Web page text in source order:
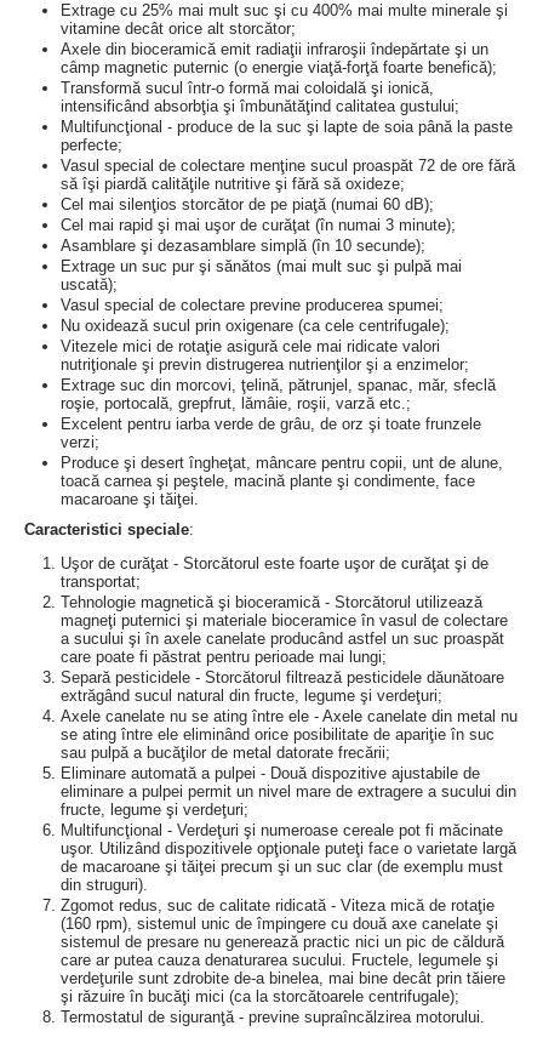
Extrage cu 25% mai mult suc şi cu 400% mai multe minerale şi
vitamine decât orice alt storcător;
Axele din bioceramică emit radiaţii infraroşii îndepărtate şi un
câmp magnetic puternic (o energie viaţă-forţă foarte benefică);
Transformă sucul într-o formă mai coloidală şi ionică,
intensificând absorbţia şi îmbunătăţind calitatea gustului;
Multifuncţional - produce de la suc şi lapte de soia până la paste
perfecte;
Vasul special de colectare menţine sucul proaspăt 72 de ore fără
să îşi piardă calităţile nutritive şi fără să oxideze;
Cel mai silenţios storcător de pe piaţă (numai 60 dB);
Cel mai rapid şi mai uşor de curăţat (în numai 3 minute);
Asamblare şi dezasamblare simplă (în 10 secunde);
Extrage un suc pur şi sănătos (mai mult suc şi pulpă mai
uscată);
Vasul special de colectare previne producerea spumei;
Nu oxidează sucul prin oxigenare (ca cele centrifugale);
Vitezele mici de rotaţie asigură cele mai ridicate valori
nutriţionale şi previn distrugerea nutrienţilor şi a enzimelor;
Extrage suc din morcovi, ţelină, pătrunjel, spanac, măr, sfeclă
roşie, portocală, grepfrut, lămâie, roşii, varză etc.;
Excelent pentru iarba verde de grâu, de orz şi toate frunzele
verzi;
Produce şi desert îngheţat, mâncare pentru copii, unt de alune,
toacă carnea şi peştele, macină plante şi condimente, face
macaroane şi tăiţei.
Caracteristici speciale:
Uşor de curăţat - Storcătorul este foarte uşor de curăţat şi de
transportat;
Tehnologie magnetică şi bioceramică - Storcătorul utilizează
magneţi puternici şi materiale bioceramice în vasul de colectare
a sucului şi în axele canelate producând astfel un suc proaspăt
care poate fi păstrat pentru perioade mai lungi;
Separă pesticidele - Storcătorul filtrează pesticidele dăunătoare
extrăgând sucul natural din fructe, legume şi verdeţuri;
Axele canelate nu se ating între ele - Axele canelate din metal nu
se ating între ele eliminând orice posibilitate de apariţie în suc
sau pulpă a bucăţilor de metal datorate frecării;
Eliminare automată a pulpei - Două dispozitive ajustabile de
eliminare a pulpei permit un nivel mare de extragere a sucului din
fructe, legume şi verdeţuri;
Multifuncţional - Verdeţuri şi numeroase cereale pot fi măcinate
uşor. Utilizând dispozitivele opţionale puteţi face o varietate largă
de macaroane şi tăiţei precum şi un suc clar (de exemplu must
din struguri).
Zgomot redus, suc de calitate ridicată - Viteza mică de rotaţie
(160 rpm), sistemul unic de împingere cu două axe canelate şi
sistemul de presare nu generează practic nici un pic de căldură
care ar putea cauza denaturarea sucului. Fructele, legumele şi
verdeţurile sunt zdrobite de-a binelea, mai bine decât prin tăiere
şi răzuire în bucăţi mici (ca la storcătoarele centrifugale);
Termostatul de siguranţă - previne supraîncălzirea motorului.